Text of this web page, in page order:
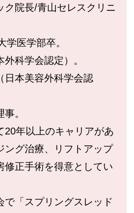
ク院長/青山セレスクリニ
学医学部卒。
科学会認定）。
日本美容外科学会認
。
20年以上のキャリアがあ
ング治療、リフトアップ
修正手術を得意としてい
で「スプリングスレッド